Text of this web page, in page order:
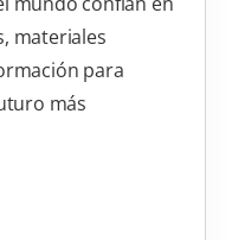
materiales
para
más